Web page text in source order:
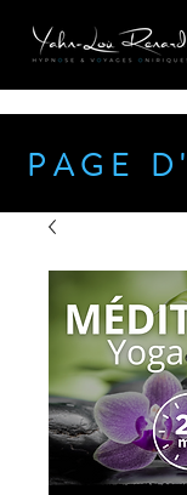
PAGE